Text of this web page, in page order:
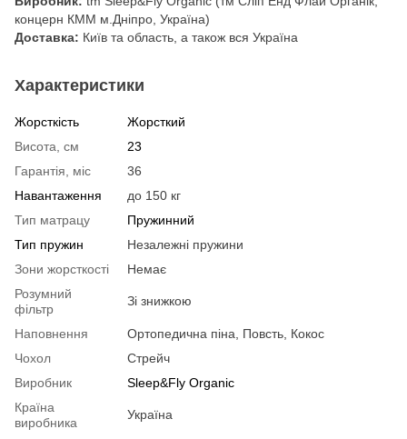
концерн КММ м.Дніпро, Україна)
Доставка: Київ та область, а також вся Україна
Характеристики
Жорсткість
Жорсткий
Висота, см
23
Гарантія, міс
36
Навантаження
до 150 кг
Тип матрацу
Пружинний
Тип пружин
Незалежні пружини
Зони жорсткості
Немає
Розумний
фільтр
Зі знижкою
Наповнення
Ортопедична піна, Повсть, Кокос
Чохол
Стрейч
Виробник
Sleep&Fly Organic
Країна
виробника
Україна